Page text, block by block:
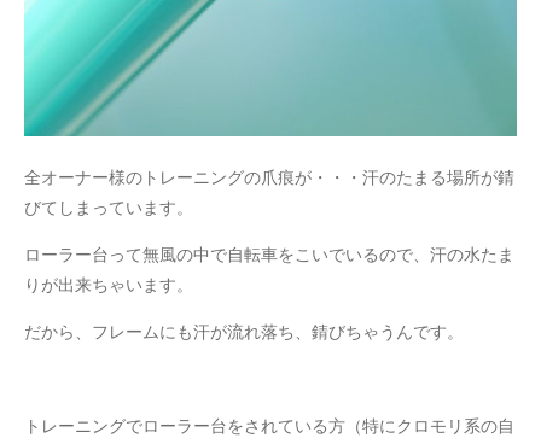
全オーナー様のトレーニングの爪痕が・・・汗のたまる場所が錆
びてしまっています。
ローラー台って無風の中で自転車をこいでいるので、汗の水たま
りが出来ちゃいます。
だから、フレームにも汗が流れ落ち、錆びちゃうんです。
トレーニングでローラー台をされている方（特にクロモリ系の自